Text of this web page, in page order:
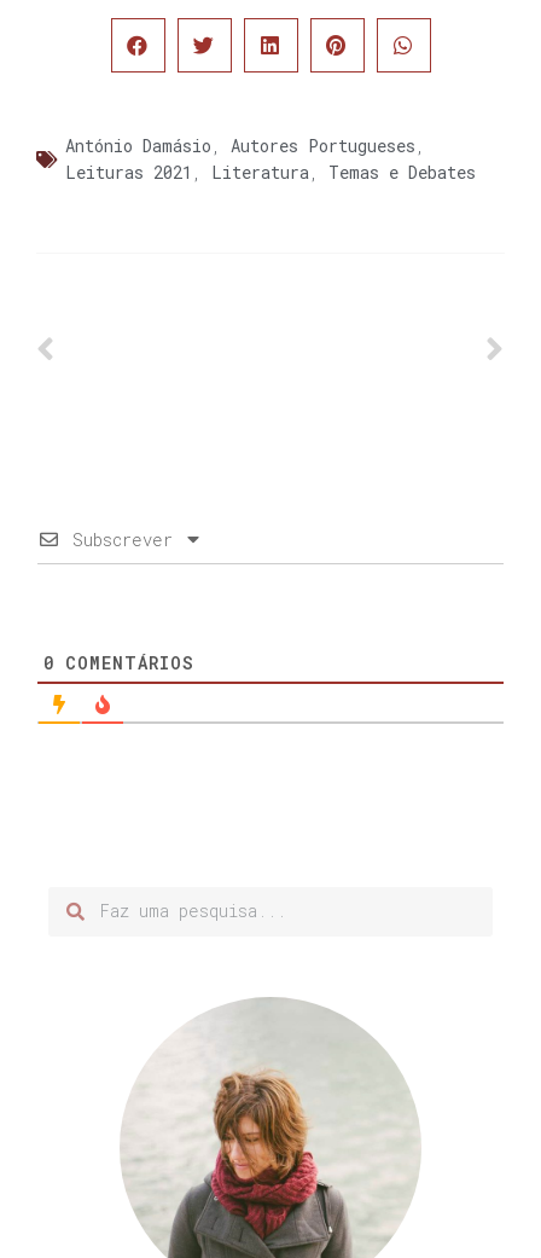
António Damásio Autores Portugueses
Leituras 2021
Literatura Temas e Debates
Subscrever
0 COMENTÁRIOS